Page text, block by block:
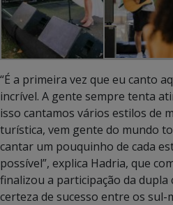
“É a primeira vez que eu canto
incrível. A gente sempre tenta
isso cantamos vários estilos de
turística, vem gente do mundo
cantar um pouquinho de cada
possível”, explica Hadria, que
finalizou a participação da dupla
certeza de sucesso entre os sul-